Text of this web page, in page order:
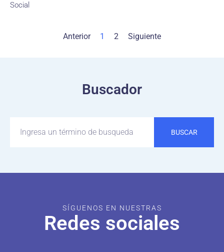
Social
Anterior 1 2 Siguiente
Buscador
BUSCAR
SÍGUENOS EN NUESTRAS
Redes sociales